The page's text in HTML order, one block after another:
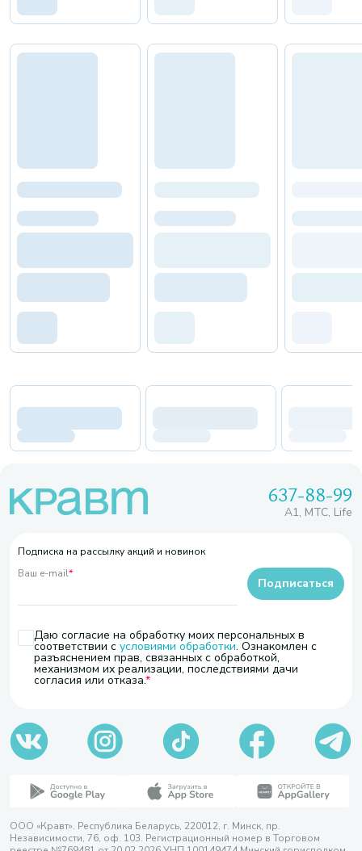
637-88-99
A1, МТС, Life
Подписка на рассылку акций и новинок
Ваш e-mail*
Даю согласие на обработку моих персональных в
соответствии с условиями обработки. Ознакомлен с
разъяснением прав, связанных с обработкой,
механизмом их реализации, последствиями дачи
согласия или отказа.
Подписаться
ООО «Кравт». Республика Беларусь, 220012, г. Минск, пр.
Независимости, 76, оф. 103. Регистрационный номер в Торговом